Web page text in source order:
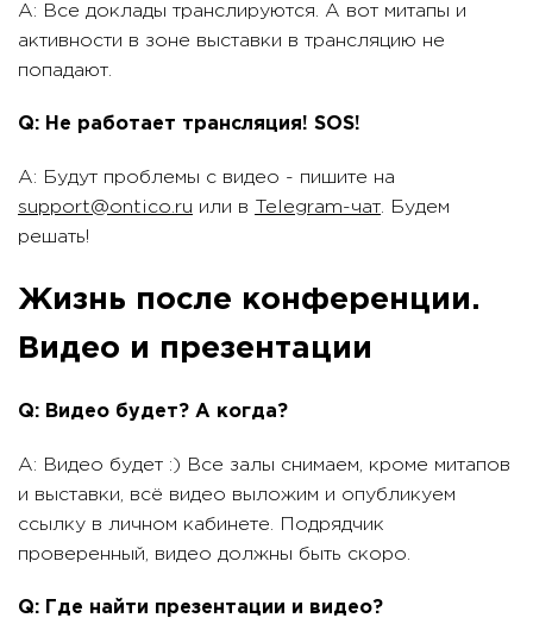
A: Все доклады транслируются. А вот митапы и
активности в зоне выставки в трансляцию не
попадают.
Q: Не работает трансляция! SOS!
A: Будут проблемы с видео - пишите на
support@ontico.ru или в Telegram-чат . Будем
решать!
Жизнь после конференции.
Видео и презентации
Q: Видео будет? А когда?
A: Видео будет :) Все залы снимаем, кроме митапов
и выставки, всё видео выложим и опубликуем
ссылку в личном кабинете. Подрядчик
проверенный, видео должны быть скоро.
Q: Где найти презентации и видео?